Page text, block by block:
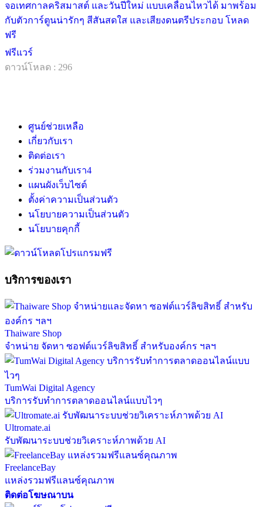
จอเทศกาลคริสมาสต์ และวันปีใหม่ แบบเคลื่อนไหวได้ มาพร้อม
กับตัวการ์ตูนน่ารักๆ สีสันสดใส และเสียงดนตรีประกอบ โหลด
ฟรี
ฟรีแวร์
ดาวน์โหลด : 296
ศูนย์ช่วยเหลือ
เกี่ยวกับเรา
ติดต่อเรา
ร่วมงานกับเรา4
แผนผังเว็บไซต์
ตั้งค่าความเป็นส่วนตัว
นโยบายความเป็นส่วนตัว
นโยบายคุกกี้
บริการของเรา
Thaiware Shop
จำหน่าย จัดหา ซอฟต์แวร์ลิขสิทธิ์ สำหรับองค์กร ฯลฯ
TumWai Digital Agency
บริการรับทำการตลาดออนไลน์แบบไวๆ
Ultromate.ai
รับพัฒนาระบบช่วยวิเคราะห์ภาพด้วย AI
FreelanceBay
แหล่งรวมฟรีแลนซ์คุณภาพ
ติดต่อโฆษณาบน